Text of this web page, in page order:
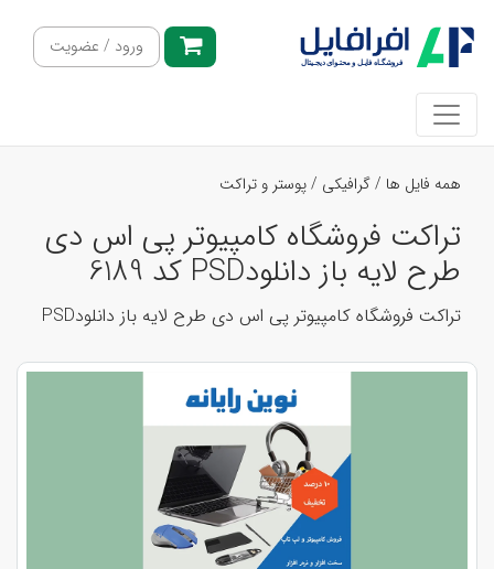
ورود / عضویت
همه فایل ها /گرافیکی /پوستر و تراکت
تراکت فروشگاه کامپیوتر پی اس دی
طرح لایه باز دانلودPSD کد 6189
تراکت فروشگاه کامپیوتر پی اس دی طرح لایه باز دانلودPSD